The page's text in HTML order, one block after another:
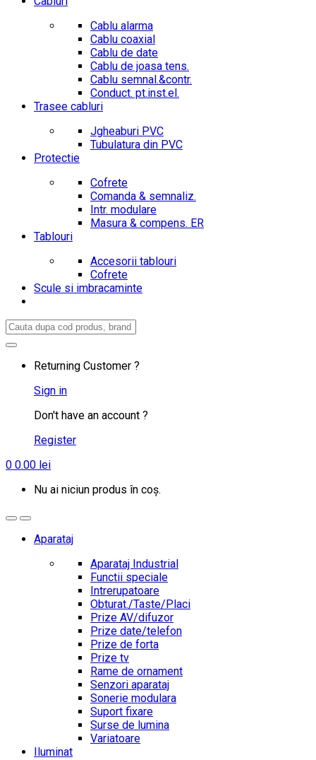
Cablu alarma
Cablu coaxial
Cablu de date
Cablu de joasa tens.
Cablu semnal.&contr.
Conduct. pt.inst.el.
Trasee cabluri
Jgheaburi PVC
Tubulatura din PVC
Protectie
Cofrete
Comanda & semnaliz.
Intr. modulare
Masura & compens. ER
Tablouri
Accesorii tablouri
Cofrete
Scule si imbracaminte
Search
Returning Customer ?
Sign in
Don't have an account ?
Register
0 0.00 lei
Nu ai niciun produs în coș.
Aparataj
Aparataj Industrial
Functii speciale
Intrerupatoare
Obturat./Taste/Placi
Prize AV/difuzor
Prize date/telefon
Prize de forta
Prize tv
Rame de ornament
Senzori aparataj
Sonerie modulara
Suport fixare
Surse de lumina
Variatoare
Iluminat